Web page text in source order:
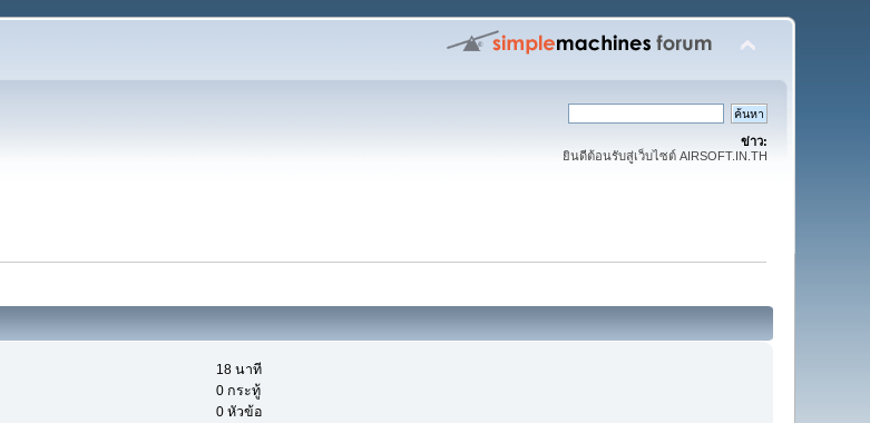
ข่าว:
ยินดีต้อนรับสู่เว็บไซต์ AIRSOFT.IN.TH
18 นาที
0 กระทู้
0 หัวข้อ